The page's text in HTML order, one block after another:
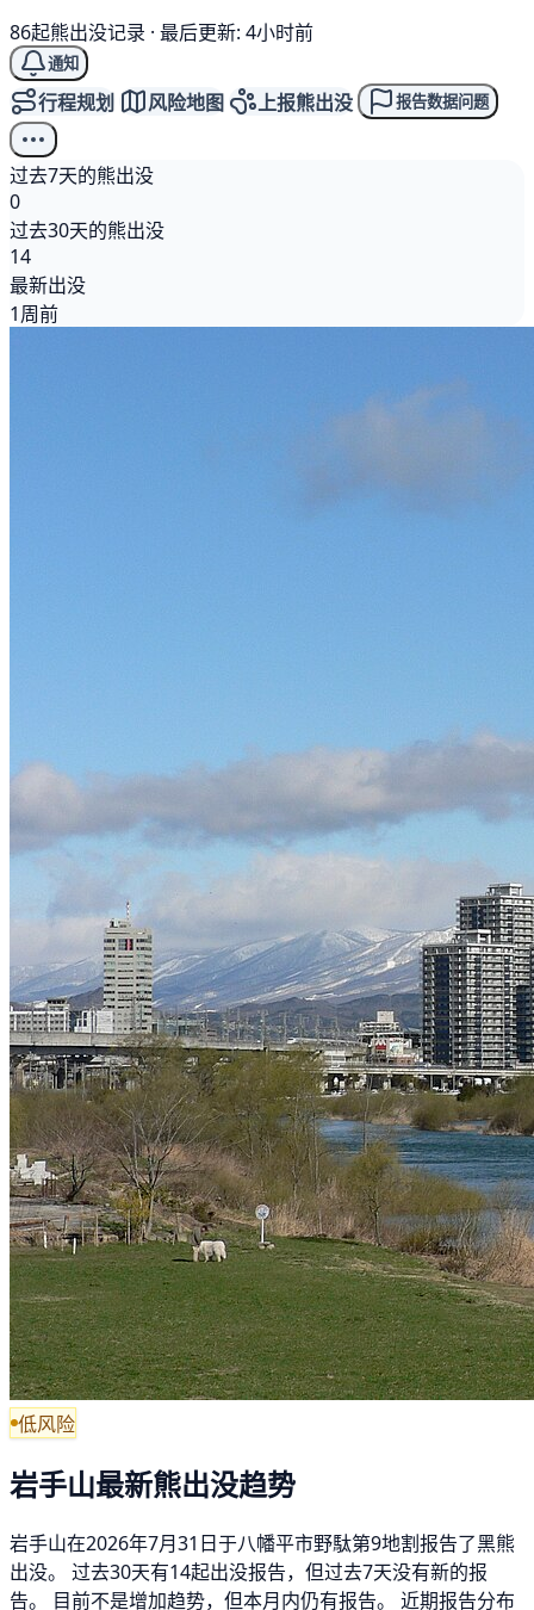
86起熊出没记录 · 最后更新: 4小时前
通知
行程规划 风险地图 上报熊出没 报告数据问题
过去7天的熊出没
0
过去30天的熊出没
14
最新出没
1周前
低风险
岩手山最新熊出没趋势
岩手山在2026年7月31日于八幡平市野駄第9地割报告了黑熊
出没。 过去30天有14起出没报告，但过去7天没有新的报
告。 目前不是增加趋势，但本月内仍有报告。 近期报告分布